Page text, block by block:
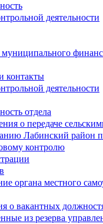
деятельности
контакты
деятельности
отдела
о передаче
Лабинский район
контролю
органа местного
о вакантных
из резерва